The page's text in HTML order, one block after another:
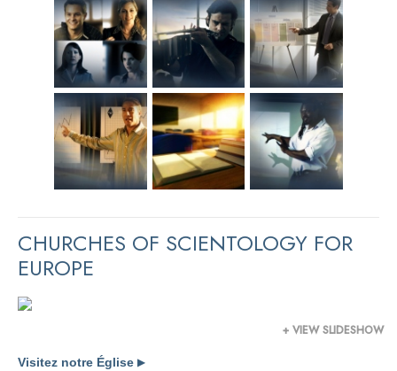
CHURCHES OF SCIENTOLOGY FOR
EUROPE
+ VIEW SLIDESHOW
Visitez notre Église ▶